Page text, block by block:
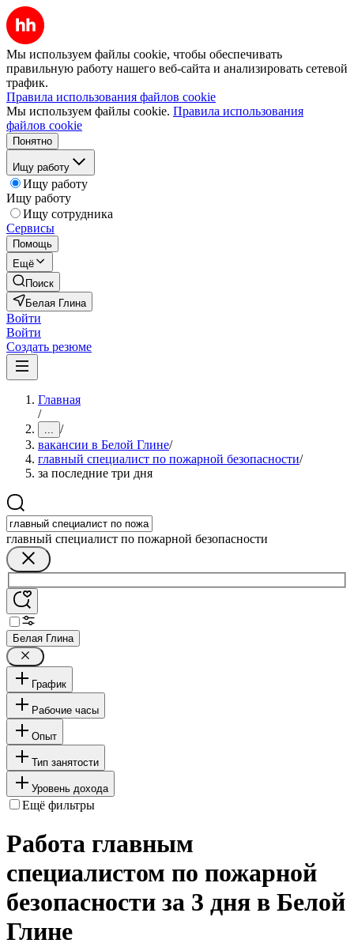
Мы используем файлы cookie, чтобы обеспечивать
правильную работу нашего веб-сайта и анализировать сетевой
трафик.
Правила использования файлов cookie
Мы используем файлы cookie. Правила использования
файлов cookie
Понятно
Ищу работу
Ищу работу
Ищу работу
Ищу сотрудника
Сервисы
Помощь
Ещё
Поиск
Белая Глина
Войти
Войти
Создать резюме
Главная
/
... /
вакансии в Белой Глине/
главный специалист по пожарной безопасности/
за последние три дня
главный специалист по пожарной безопасности
Белая Глина
График
Рабочие часы
Опыт
Тип занятости
Уровень дохода
Ещё фильтры
Работа главным
специалистом по пожарной
безопасности за 3 дня в Белой
Глине